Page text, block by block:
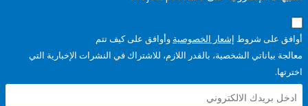
شروطإشعار الخصوصيةوأوافق على كيف تتم
الشخصية، بالقدر اللازم، للاشتراك في النشرات الإخبارية التي